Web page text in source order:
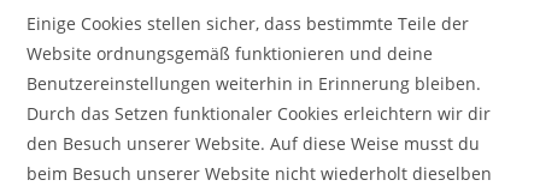
Einige Cookies stellen sicher, dass bestimmte Teile der
Website ordnungsgemäß funktionieren und deine
Benutzereinstellungen weiterhin in Erinnerung bleiben.
Durch das Setzen funktionaler Cookies erleichtern wir dir
den Besuch unserer Website. Auf diese Weise musst du
beim Besuch unserer Website nicht wiederholt dieselben